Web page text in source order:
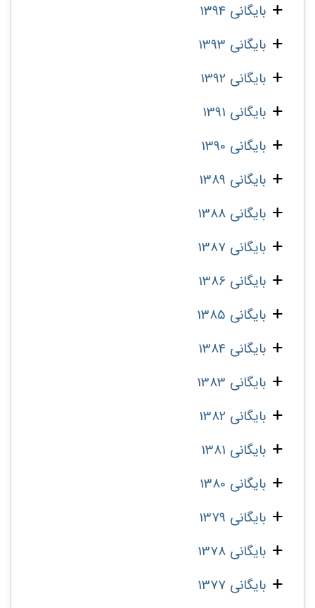
بایگانی 1394
بایگانی 1393
بایگانی 1392
بایگانی 1391
بایگانی 1390
بایگانی 1389
بایگانی 1388
بایگانی 1387
بایگانی 1386
بایگانی 1385
بایگانی 1384
بایگانی 1383
بایگانی 1382
بایگانی 1381
بایگانی 1380
بایگانی 1379
بایگانی 1378
بایگانی 1377